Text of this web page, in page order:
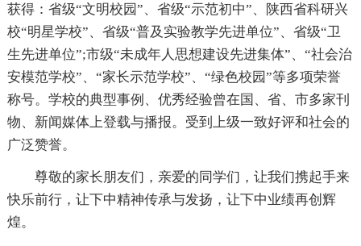
获得：省级“文明校园”、省级“示范初中”、陕西省科研兴
校“明星学校”、省级“普及实验教学先进单位”、省级“卫
生先进单位”;市级“未成年人思想建设先进集体”、“社会治
安模范学校”、“家长示范学校”、“绿色校园”等多项荣誉
称号。学校的典型事例、优秀经验曾在国、省、市多家刊
物、新闻媒体上登载与播报。受到上级一致好评和社会的
广泛赞誉。
尊敬的家长朋友们，亲爱的同学们，让我们携起手来
快乐前行，让下中精神传承与发扬，让下中业绩再创辉
煌。